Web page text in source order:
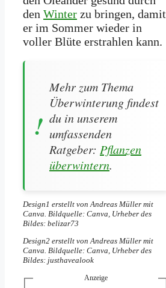
den Winter zu bringen, damit
er im Sommer wieder in
voller Blüte erstrahlen kann.
Mehr zum Thema
Überwinterung findest
du in unserem
umfassenden
Ratgeber: Pflanzen
überwintern.
Design1 erstellt von Andreas Müller mit
Canva. Bildquelle: Canva, Urheber des
Bildes: belizar73
Design2 erstellt von Andreas Müller mit
Canva. Bildquelle: Canva, Urheber des
Bildes: justhavealook
Anzeige